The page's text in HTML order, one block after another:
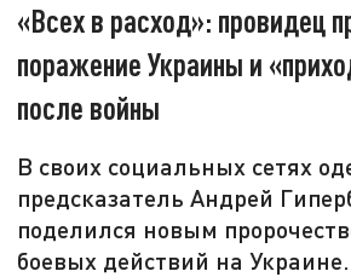
«Всех в расход»: провидец
поражение Украины и
после войны
В своих социальных сетях
предсказатель Андрей
поделился новым
боевых действий на Украине.